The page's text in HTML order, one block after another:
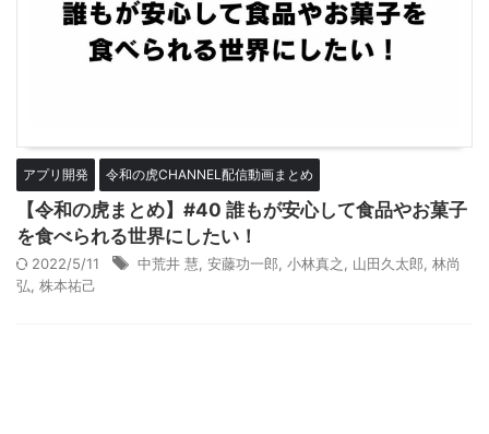
アプリ開発 令和の虎CHANNEL配信動画まとめ
【令和の虎まとめ】#40 誰もが安心して食品やお菓子
を食べられる世界にしたい！
2022/5/11 中荒井 慧, 安藤功一郎, 小林真之, 山田久太郎, 林尚
弘, 株本祐己